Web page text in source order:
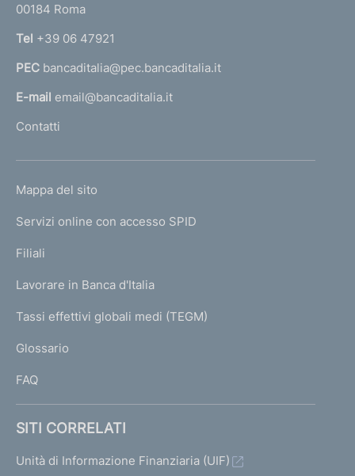
r
n
a
l
'
m
e
a
g
00184 Roma
Tel +39 06 47921
PEC bancaditalia@pec.bancaditalia.it
E-mail email@bancaditalia.it
Contatti
L
N
K
T
I
I
Mappa del sito
Servizi online con accesso SPID
Filiali
Lavorare in Banca d'Italia
Tassi effettivi globali medi (TEGM)
Glossario
FAQ
SITI CORRELATI
Unità di Informazione Finanziaria (UIF)